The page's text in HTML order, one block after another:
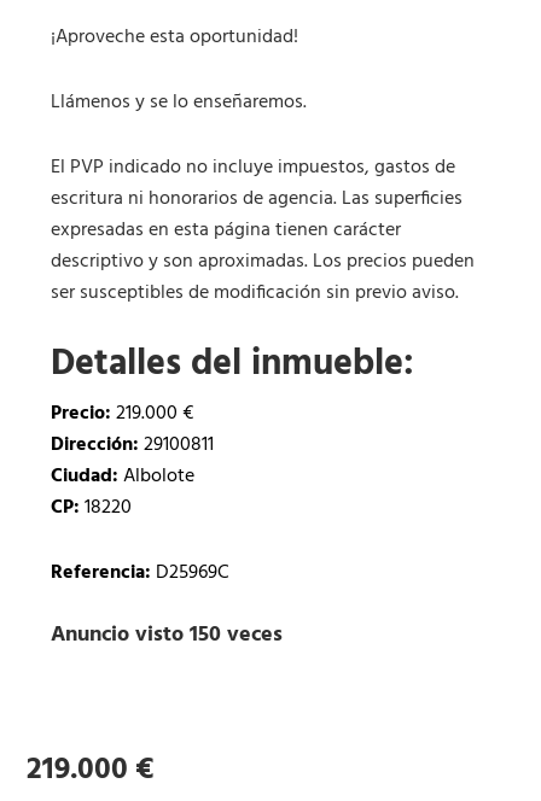
¡Aproveche esta oportunidad!
Llámenos y se lo enseñaremos.
El PVP indicado no incluye impuestos, gastos de
escritura ni honorarios de agencia. Las superficies
expresadas en esta página tienen carácter
descriptivo y son aproximadas. Los precios pueden
ser susceptibles de modificación sin previo aviso.
Detalles del inmueble:
Precio:219.000 €
Dirección:29100811
Ciudad:Albolote
CP:18220
Referencia: D25969C
Anuncio visto 150 veces
219.000 €